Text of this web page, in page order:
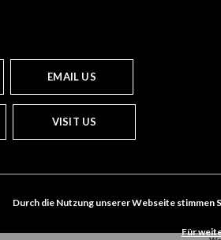
EMAIL US
VISIT US
Durch die Nutzung unserer Webseite stimmen
Für